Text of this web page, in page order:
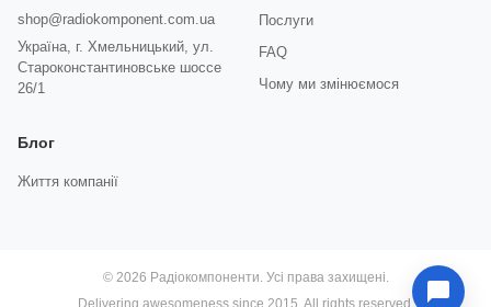
shop@radiokomponent.com.ua
Україна, г. Хмельницький, ул.
Староконстантиновське шоссе
26/1
Послуги
FAQ
Чому ми змінюємося
Блог
Життя компанії
© 2026 Радіокомпоненти. Усі права захищені.
Delivering awesomeness since 2015. All rights reserved.